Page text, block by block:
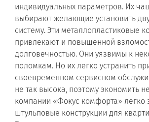
индивидуальных параметров. Их
выбирают желающие установить
систему. Эти металлопластиковые
привлекают и повышенной
долговечностью. Они уязвимы к
поломкам. Но их легко устранить
своевременном сервисном
не так высока, поэтому экономить
компании «Фокус комфорта» легко
штульповые конструкции для